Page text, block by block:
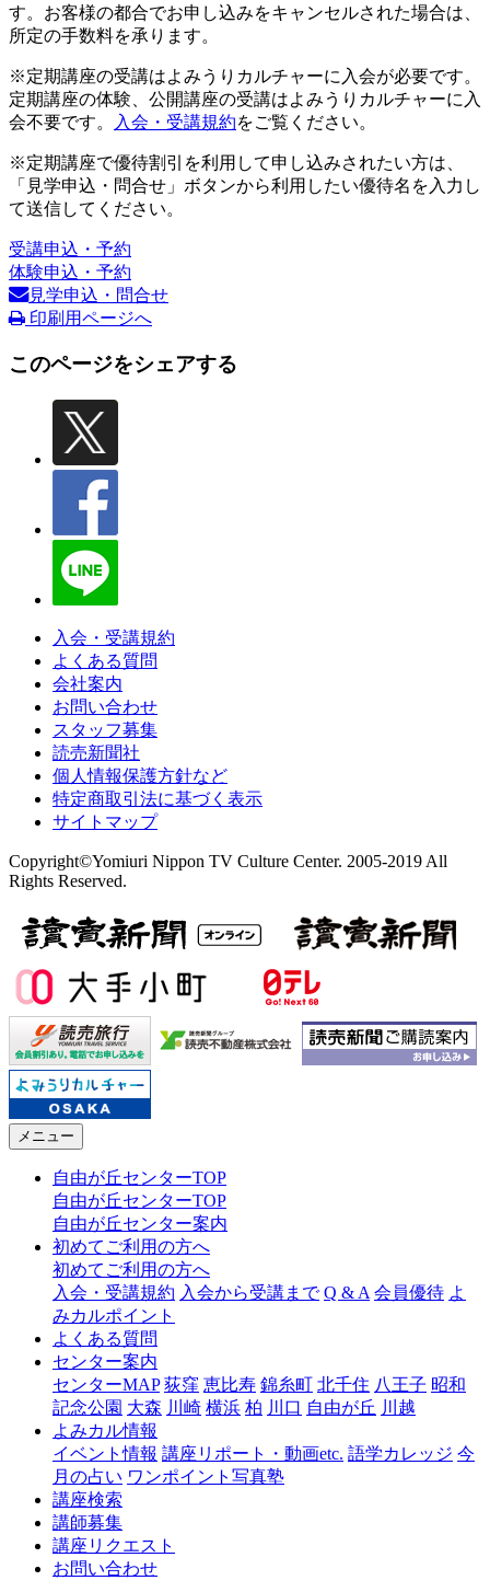
す。お客様の都合でお申し込みをキャンセルされた場合は、
所定の手数料を承ります。
※定期講座の受講はよみうりカルチャーに入会が必要です。
定期講座の体験、公開講座の受講はよみうりカルチャーに入
会不要です。
入会・受講規約をご覧ください。
※定期講座で優待割引を利用して申し込みされたい方は、
「見学申込・問合せ」ボタンから利用したい優待名を入力し
て送信してください。
受講申込・予約
体験申込・予約
見学申込・問合せ
印刷用ページへ
このページをシェアする
入会・受講規約
よくある質問
会社案内
お問い合わせ
スタッフ募集
読売新聞社
個人情報保護方針など
特定商取引法に基づく表示
サイトマップ
Copyright©Yomiuri Nippon TV Culture Center. 2005-2019 All
Rights Reserved.
メニュー
自由が丘センターTOP
自由が丘センターTOP
自由が丘センター案内
初めてご利用の方へ
初めてご利用の方へ
入会・受講規約 入会から受講まで Q & A 会員優待 よ
みカルポイント
よくある質問
センター案内
センターMAP 荻窪 恵比寿 錦糸町 北千住 八王子 昭和
記念公園 大森 川崎 横浜 柏 川口 自由が丘 川越
よみカル情報
イベント情報 講座リポート・動画etc. 語学カレッジ 今
月の占い ワンポイント写真塾
講座検索
講師募集
講座リクエスト
お問い合わせ